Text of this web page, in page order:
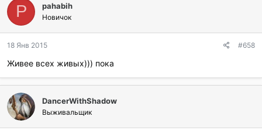
P pahabih
Новичок
18 Янв 2015 #658
Живее всех живых))) пока
DancerWithShadow
Выживальщик